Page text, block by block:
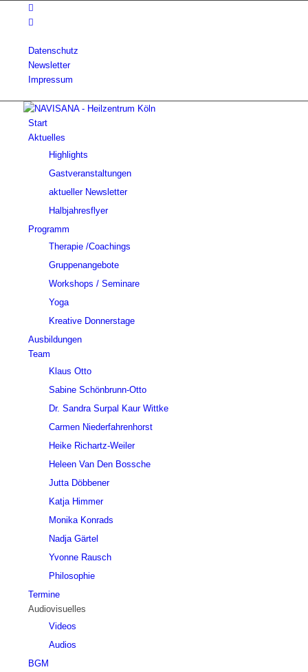
Datenschutz
Newsletter
Impressum
Start
Aktuelles
Highlights
Gastveranstaltungen
aktueller Newsletter
Halbjahresflyer
Programm
Therapie /Coachings
Gruppenangebote
Workshops / Seminare
Yoga
Kreative Donnerstage
Ausbildungen
Team
Klaus Otto
Sabine Schönbrunn-Otto
Dr. Sandra Surpal Kaur Wittke
Carmen Niederfahrenhorst
Heike Richartz-Weiler
Heleen Van Den Bossche
Jutta Döbbener
Katja Himmer
Monika Konrads
Nadja Gärtel
Yvonne Rausch
Philosophie
Termine
Audiovisuelles
Videos
Audios
BGM